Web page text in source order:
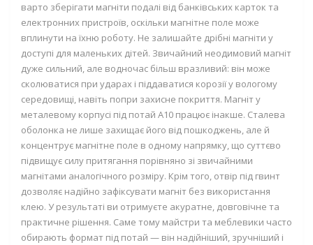
варто зберігати магніти подалі від банківських карток та
електронних пристроїв, оскільки магнітне поле може
вплинути на їхню роботу. Не залишайте дрібні магніти у
доступі для маленьких дітей. Звичайний неодимовий магніт
дуже сильний, але водночас більш вразливий: він може
сколюватися при ударах і піддаватися корозії у вологому
середовищі, навіть попри захисне покриття. Магніт у
металевому корпусі під потай А10 працює інакше. Сталева
оболонка не лише захищає його від пошкоджень, але й
концентрує магнітне поле в одному напрямку, що суттєво
підвищує силу притягання порівняно зі звичайними
магнітами аналогічного розміру. Крім того, отвір під гвинт
дозволяє надійно зафіксувати магніт без використання
клею. У результаті ви отримуєте акуратне, довговічне та
практичне рішення. Саме тому майстри та меблевики часто
обирають формат під потай — він надійніший, зручніший і